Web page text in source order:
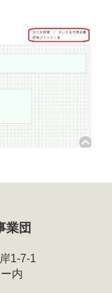
業団
1-7-1
内